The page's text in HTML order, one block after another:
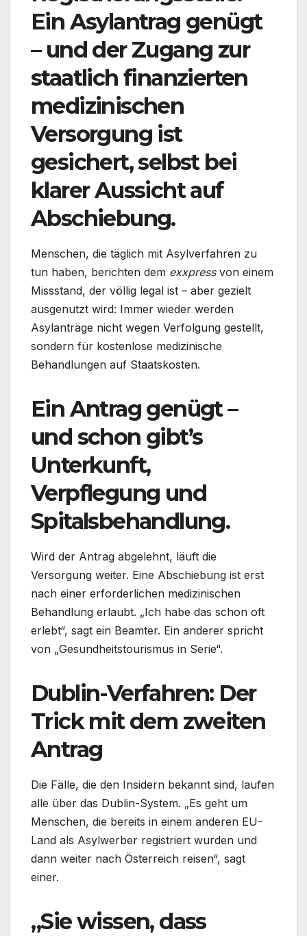
Ein Asylantrag genügt
– und der Zugang zur
staatlich finanzierten
medizinischen
Versorgung ist
gesichert, selbst bei
klarer Aussicht auf
Abschiebung.
Menschen, die täglich mit Asylverfahren zu
tun haben, berichten dem exxpressvon einem
Missstand, der völlig legal ist – aber gezielt
ausgenutzt wird: Immer wieder werden
Asylanträge nicht wegen Verfolgung gestellt,
sondern für kostenlose medizinische
Behandlungen auf Staatskosten.
Ein Antrag genügt –
und schon gibt’s
Unterkunft,
Verpflegung und
Spitalsbehandlung.
Wird der Antrag abgelehnt, läuft die
Versorgung weiter. Eine Abschiebung ist erst
nach einer erforderlichen medizinischen
Behandlung erlaubt. „Ich habe das schon oft
erlebt“, sagt ein Beamter. Ein anderer spricht
von „Gesundheitstourismus in Serie“.
Dublin-Verfahren: Der
Trick mit dem zweiten
Antrag
Die Fälle, die den Insidern bekannt sind, laufen
alle über das Dublin-System. „Es geht um
Menschen, die bereits in einem anderen EU-
Land als Asylwerber registriert wurden und
dann weiter nach Österreich reisen“, sagt
einer.
„Sie wissen, dass